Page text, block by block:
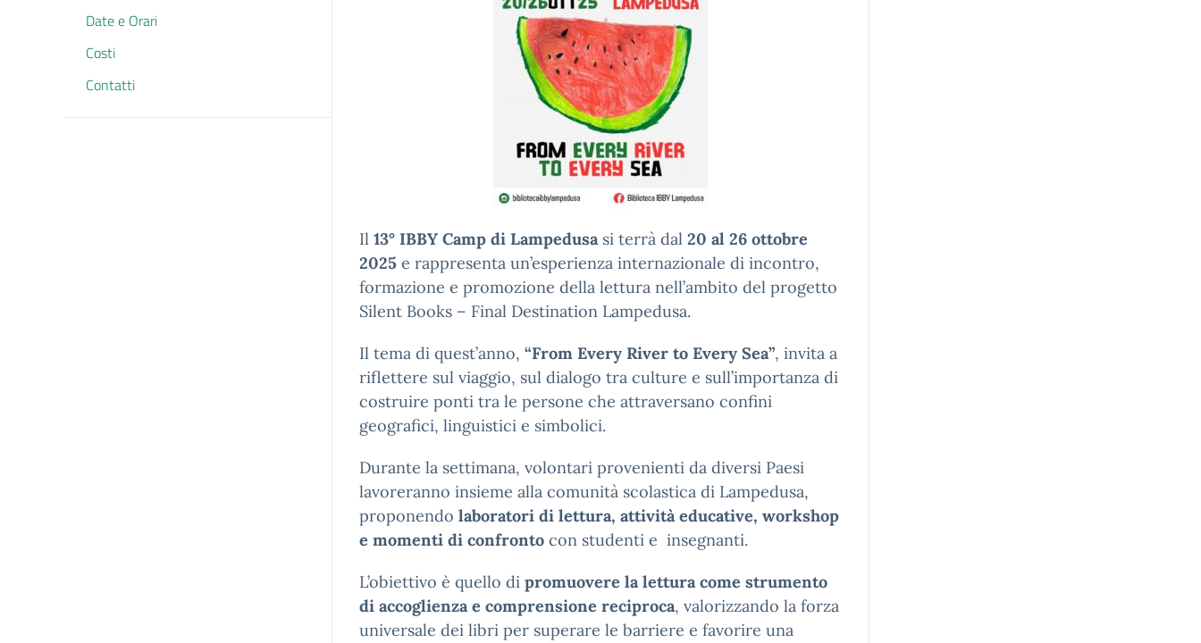
Date e Orari
Costi
Contatti
Il 13° IBBY Camp di Lampedusasi terrà dal 20 al 26 ottobre
2025 e rappresenta un’esperienza internazionale di incontro,
formazione e promozione della lettura nell’ambito del progetto
Silent Books – Final Destination Lampedusa.
Il tema di quest’anno, “From Every River to Every Sea”, invita a
riflettere sul viaggio, sul dialogo tra culture e sull’importanza di
costruire ponti tra le persone che attraversano confini
geografici, linguistici e simbolici.
Durante la settimana, volontari provenienti da diversi Paesi
lavoreranno insieme alla comunità scolastica di Lampedusa,
proponendo laboratori di lettura, attività educative, workshop
e momenti di confronto con studenti e insegnanti.
L’obiettivo è quello di promuovere la lettura come strumento
di accoglienza e comprensione reciproca, valorizzando la forza
universale dei libri per superare le barriere e favorire una